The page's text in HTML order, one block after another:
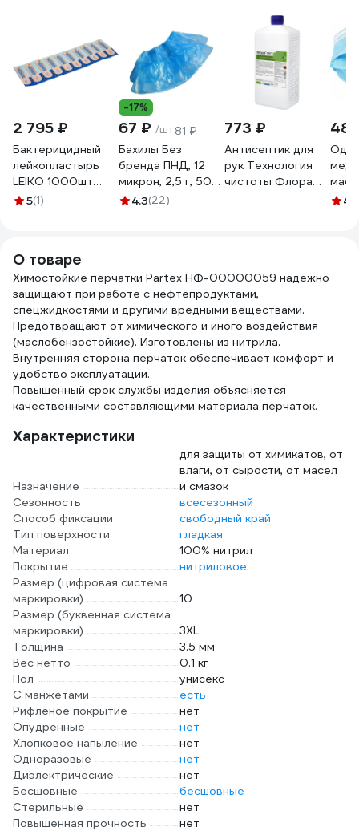
2 795 ₽
Бактерицидный
лейкопластырь
LEIKO 1000шт
1,9х7,2 см на
630249
5(1)
-17%
67 ₽ /шт81 ₽
Бахилы Без
бренда ПНД, 12
микрон, 2,5 г, 50
пар 89551
4.3(22)
773 ₽
Антисептик для
рук Технология
чистоты Флора
4.2
О товаре
Химостойкие перчатки Partex НФ-00000059 надежно
защищают при работе с нефтепродуктами,
спецжидкостями и другими вредными веществами.
Предотвращают от химического и иного воздействия
(маслобензостойкие). Изготовлены из нитрила.
Внутренняя сторона перчаток обеспечивает комфорт и
удобство эксплуатации.
Повышенный срок службы изделия объясняется
качественными составляющими материала перчаток.
Характеристики
Назначение
для защиты от химикатов, от
влаги, от сырости, от масел
и смазок
Сезонность
всесезонный
Способ фиксации
свободный край
Тип поверхности
гладкая
Материал
100% нитрил
Покрытие
нитриловое
Размер (цифровая система
маркировки)
10
Размер (буквенная система
маркировки)
3XL
Толщина
3.5 мм
Вес нетто
0.1 кг
Пол
унисекс
С манжетами
есть
Рифленое покрытие
нет
Опудренные
нет
Хлопковое напыление
нет
Одноразовые
нет
Диэлектрические
нет
Бесшовные
бесшовные
Стерильные
нет
Повышенная прочность
нет